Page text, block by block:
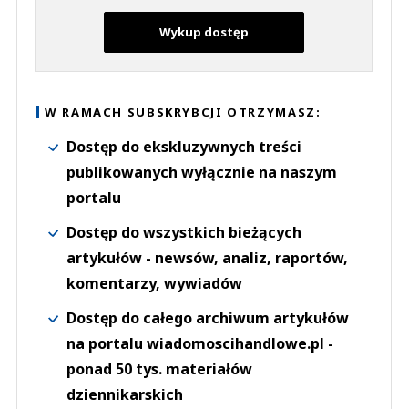
Wykup dostęp
W RAMACH SUBSKRYBCJI OTRZYMASZ:
Dostęp do ekskluzywnych treści
publikowanych wyłącznie na naszym
portalu
Dostęp do wszystkich bieżących
artykułów - newsów, analiz, raportów,
komentarzy, wywiadów
Dostęp do całego archiwum artykułów
na portalu wiadomoscihandlowe.pl -
ponad 50 tys. materiałów
dziennikarskich